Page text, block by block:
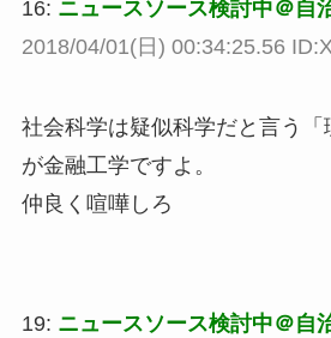
16: ニュースソース検討中＠自
2018/04/01(日) 00:34:25.56
社会科学は疑似科学だと言う
が金融工学ですよ。
仲良く喧嘩しろ
19: ニュースソース検討中＠自